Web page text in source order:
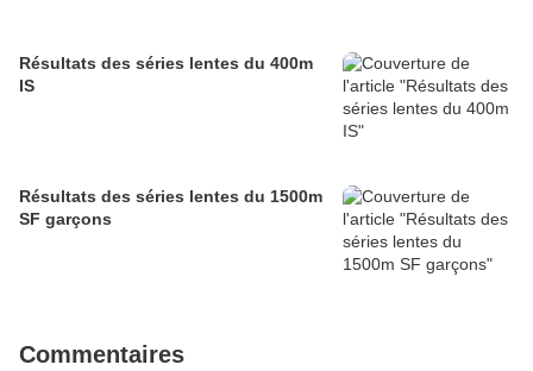
Résultats des séries lentes du 400m
IS
Résultats des séries lentes du 1500m
SF garçons
Commentaires